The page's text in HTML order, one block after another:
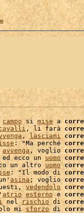
campo si mise a
, li farà
, lasciami
: "Ma perché
avvenga , voglio
ecco un uomo
un altro uomo
: "Il modo di
asina; voglio
vedendolo
atrio esterno e
nel rischio di
mi sforzo di